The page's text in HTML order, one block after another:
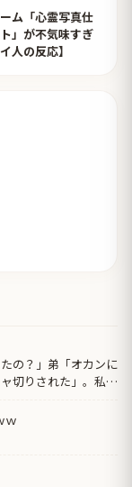
ム「心霊写真仕
」が不気味すぎ
人の反応】
の？」弟「オカンに
切りされた」。私が
ｗ